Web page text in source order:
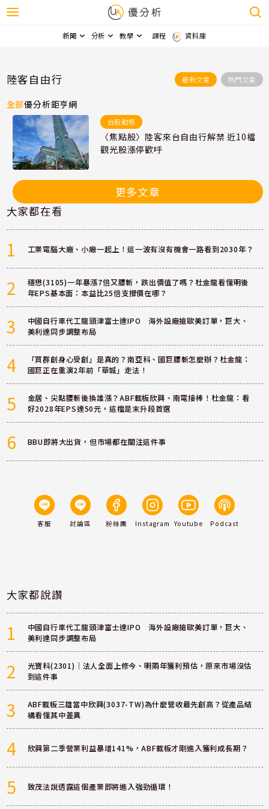
新聞 分析 教學 課程 資料庫
陸客自由行 最新文章 熱門文章
全部優分析鉅亨網
台股動態
〈焦點股〉陸客來台自由行解禁 近10檔
觀光股漲停歡呼
更多文章
大家都在看
1 工業電腦大廠、小廠一起上！這一波有沒有機會一路看到2030年？
2
穩懋(3105)一年暴漲7倍又腰斬，跌出價值了嗎？杜金龍看懂明後
年EPS基本面：本益比25倍支撐價在哪？
3
中國自行車代工龍頭津富士達IPO 海外設廠搶歐美訂單，巨大、
美利達同步調整布局
4
「買群創身心受創」是真的？南亞科、國巨腰斬怎麼辦？杜金龍：
國巨正在重演2年前「華城」走法！
5
金居、尖點腰斬後換誰漲？ABF載板欣興、南電接棒！杜金龍：看
好2028年EPS達50元，這檔是末升段首選
6 BBU即將大出貨，但市場都在關注這件事
客服 討論區 粉絲團 Instagram Youtube Podcast
大家都說讚
1
中國自行車代工龍頭津富士達IPO 海外設廠搶歐美訂單，巨大、
美利達同步調整布局
2
光寶科(2301)｜法人全面上修今、明兩年獲利預估，原來市場沒估
到這件事
3
ABF載板三雄當中欣興(3037-TW)為什麼營收最先創高？從產品結
構看懂其中差異
4 欣興第二季營業利益暴增141%，ABF載板才剛進入獲利成長期？
5 致茂法說透露這個產業即將進入強勁循環！